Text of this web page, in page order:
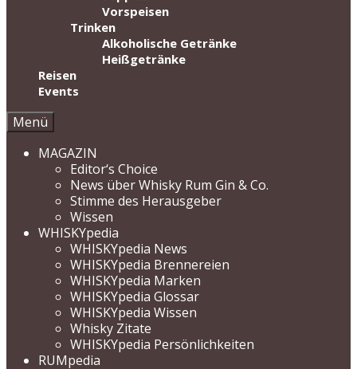
Vorspeisen
Trinken
Alkoholische Getränke
Heißgetränke
Reisen
Events
Menü
MAGAZIN
Editor‘s Choice
News über Whisky Rum Gin & Co.
Stimme des Herausgeber
Wissen
WHISKYpedia
WHISKYpedia News
WHISKYpedia Brennereien
WHISKYpedia Marken
WHISKYpedia Glossar
WHISKYpedia Wissen
Whisky Zitate
WHISKYpedia Persönlichkeiten
RUMpedia